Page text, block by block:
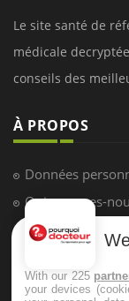
Le site santé de
médicale
conseils des
À PROPOS
Données
Qui sommes-
Conditions
Mentions
With our 225
your devices